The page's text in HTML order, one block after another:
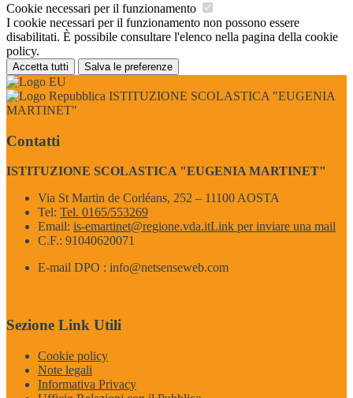
Cookie necessari per il funzionamento
I cookie necessari per il funzionamento non possono essere
disabilitati. È possibile consultare l'elenco nella pagina della cookie
policy.
Accetta tutti Salva le preferenze
ISTITUZIONE SCOLASTICA "EUGENIA
MARTINET"
Contatti
ISTITUZIONE SCOLASTICA "EUGENIA MARTINET"
Via St Martin de Corléans, 252 – 11100 AOSTA
Tel: Tel. 0165/553269
Email: is-emartinet@regione.vda.itLink per inviare una mail
C.F.: 91040620071
E-mail DPO : info@netsenseweb.com
Sezione Link Utili
Cookie policy
Note legali
Informativa Privacy